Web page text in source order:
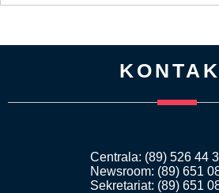
Centrala: (89) 526 44
Newsroom: (89) 651
Sekretariat: (89) 651